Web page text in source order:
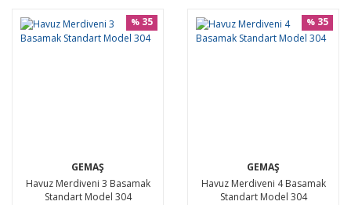
GEMAŞ
Havuz Merdiveni 3 Basamak
Standart Model 304
% 35
GEMAŞ
Havuz Merdiveni 4 Basamak
Standart Model 304
% 35